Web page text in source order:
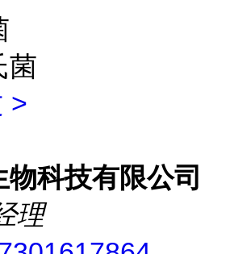
菌
>
科技有限公司
理